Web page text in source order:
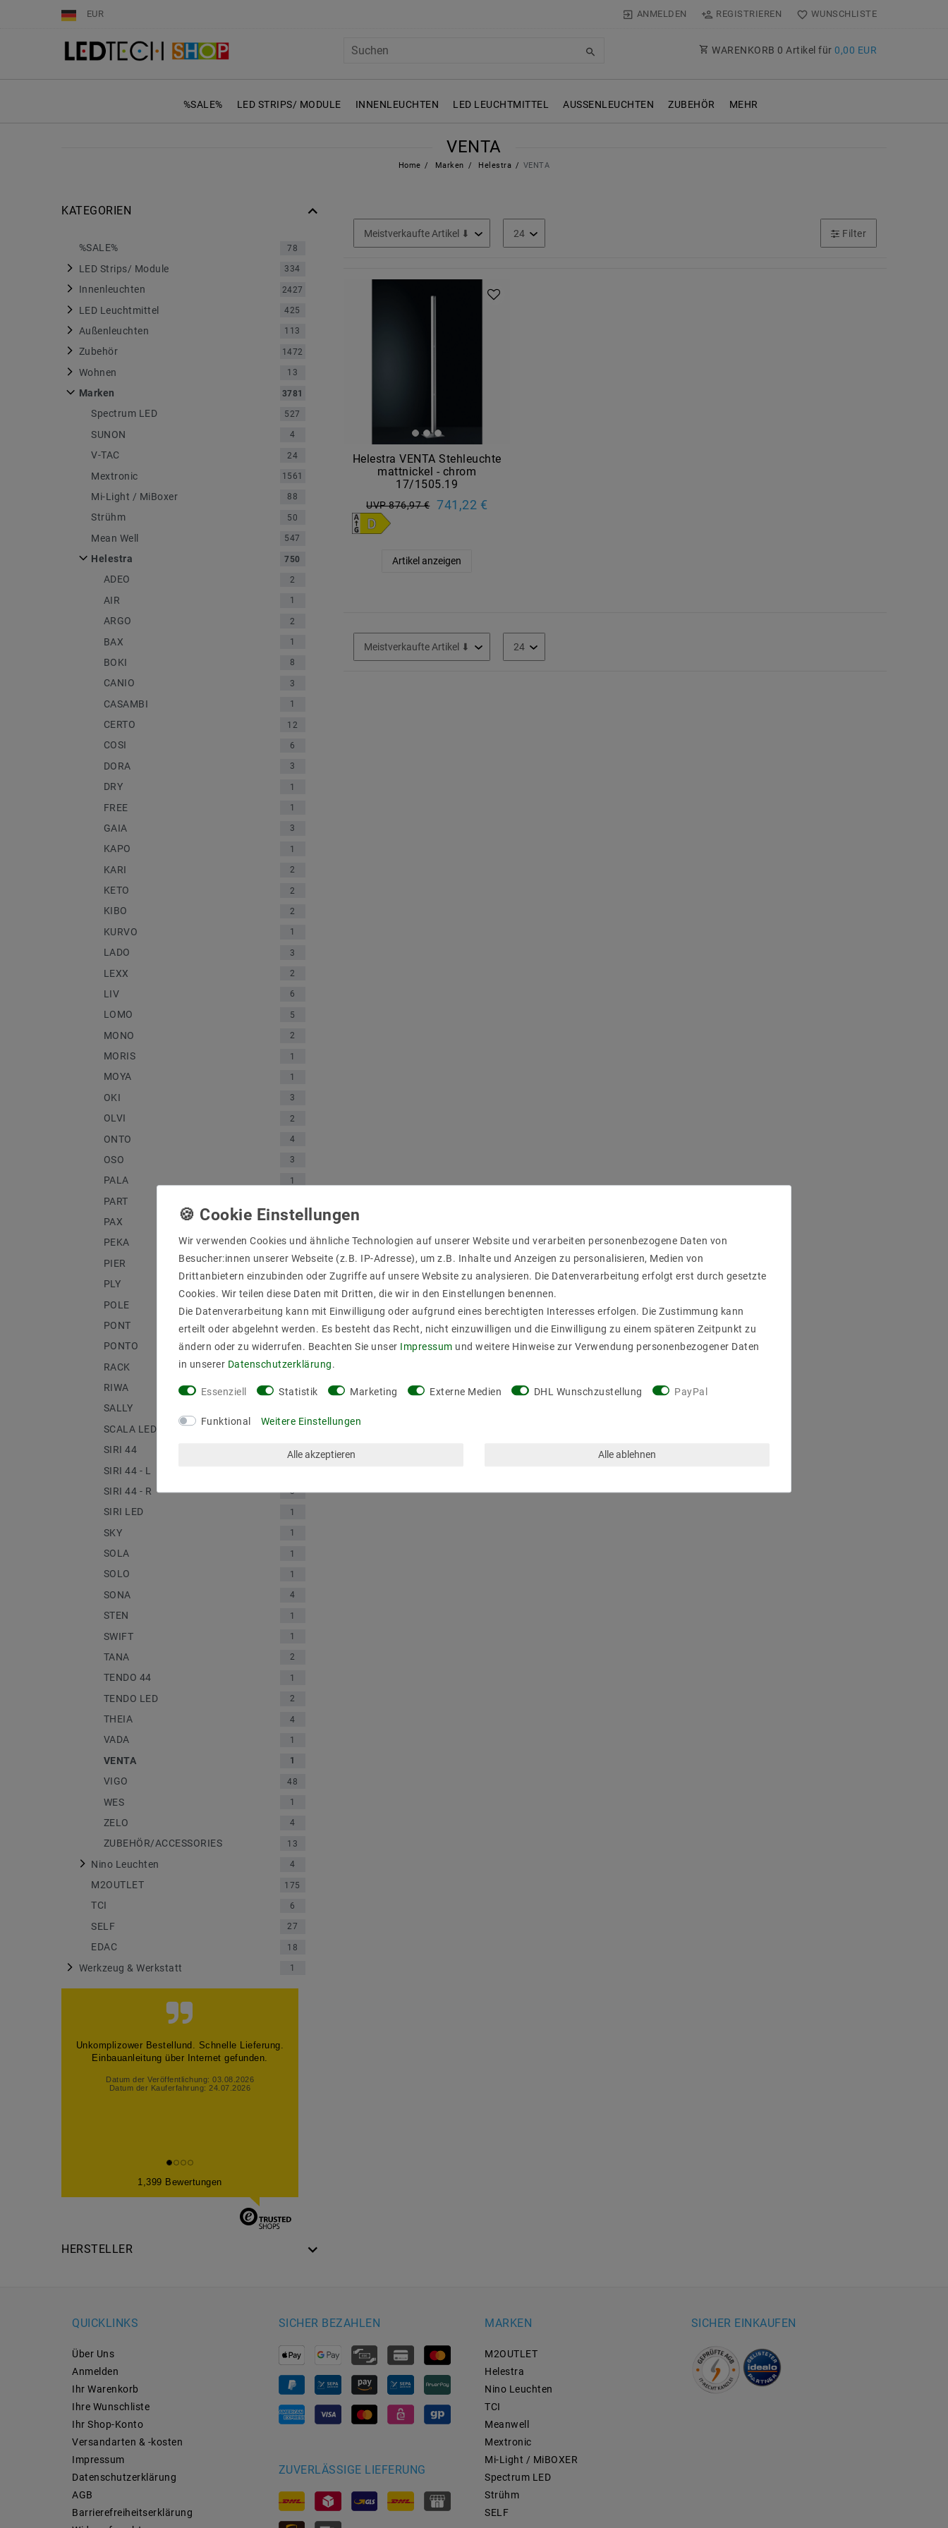
EUR ANMELDEN REGISTRIEREN WUNSCHLISTE
WARENKORB 0 Artikel für 0,00 EUR
%SALE% LED STRIPS/ MODULE INNENLEUCHTEN LED LEUCHTMITTEL AUSSENLEUCHTEN ZUBEHÖR MEHR
VENTA
Home Marken Helestra VENTA
KATEGORIEN
%SALE% 78
LED Strips/ Module 334
Innenleuchten 2427
LED Leuchtmittel 425
Außenleuchten 113
Zubehör 1472
Wohnen 13
Marken 3781
Spectrum LED 527
SUNON 4
V-TAC 24
Mextronic 1561
Mi-Light / MiBoxer 88
Strühm 50
Mean Well 547
Helestra 750
ADEO 2
AIR 1
ARGO 2
BAX 1
BOKI 8
CANIO 3
CASAMBI 1
CERTO 12
COSI 6
DORA 3
DRY 1
FREE 1
GAIA 3
KAPO 1
KARI 2
KETO 2
KIBO 2
KURVO 1
LADO 3
LEXX 2
LIV 6
LOMO 5
MONO 2
MORIS 1
MOYA 1
OKI 3
OLVI 2
ONTO 4
OSO 3
PALA 1
PART
PAX 2
PEKA 1
PIER 2
PLY
POLE
PONT 1
PONTO 2
RACK 4
RIWA 2
SALLY
SCALA LED
SIRI 44 5
SIRI 44 - L
SIRI 44 - R 3
SIRI LED 1
SKY 1
SOLA 1
SOLO 1
SONA 4
STEN 1
SWIFT 1
TANA 2
TENDO 44 1
TENDO LED 2
THEIA 4
VADA 1
VENTA 1
VIGO 48
WES 1
ZELO 4
ZUBEHÖR/ACCESSORIES 13
Nino Leuchten 4
M2OUTLET 175
TCI 6
SELF 27
EDAC 18
Werkzeug & Werkstatt 1
Alles so wie es soll, gerne wieder
Datum der Kauferfahrung: 26.07.2026
1,399 Bewertungen
HERSTELLER
Filter
Helestra VENTA Stehleuchte
mattnickel - chrom
17/1505.19
UVP 876,97 € 741,22 €
Artikel anzeigen
QUICKLINKS
Über Uns
Anmelden
Ihr Warenkorb
Ihre Wunschliste
Ihr Shop-Konto
Versandarten & -kosten
Impressum
Daten­schutz­erklärung
AGB
Barrierefreiheitserklärung
SICHER BEZAHLEN
ZUVERLÄSSIGE LIEFERUNG
MARKEN
M2OUTLET
Helestra
Nino Leuchten
TCI
Meanwell
Mextronic
Mi-Light / MiBOXER
Spectrum LED
Strühm
SELF
SICHER EINKAUFEN
Wir verwenden Cookies und ähnliche Technologien auf unserer Website und verarbeiten personenbezogene Daten von
Besucher:innen unserer Webseite (z.B. IP-Adresse), um z.B. Inhalte und Anzeigen zu personalisieren, Medien von
Drittanbietern einzubinden oder Zugriffe auf unsere Website zu analysieren. Die Datenverarbeitung erfolgt erst durch gesetzte
Cookies. Wir teilen diese Daten mit Dritten, die wir in den Einstellungen benennen.
Die Datenverarbeitung kann mit Einwilligung oder aufgrund eines berechtigten Interesses erfolgen. Die Zustimmung kann
erteilt oder abgelehnt werden. Es besteht das Recht, nicht einzuwilligen und die Einwilligung zu einem späteren Zeitpunkt zu
ändern oder zu widerrufen. Beachten Sie unser Impressum und weitere Hinweise zur Verwendung personenbezogener Daten
in unserer Daten­schutz­erklärung.
Essenziell Statistik Marketing Externe Medien DHL Wunschzustellung PayPal
Funktional Weitere Einstellungen
Alle akzeptieren Alle ablehnen